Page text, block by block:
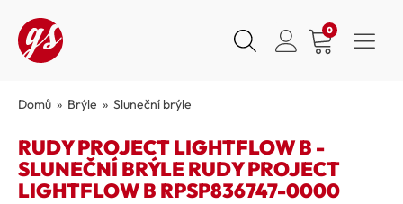
0
Domů » Brýle » Sluneční brýle
RUDY PROJECT LIGHTFLOW B -
SLUNEČNÍ BRÝLE RUDY PROJECT
LIGHTFLOW B RPSP836747-0000